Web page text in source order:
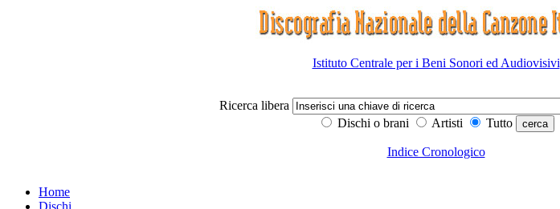
Istituto Centrale per i Beni Sonori ed Audiovisivi
Ricerca libera
Dischi o brani
Artisti Tutto
Indice Cronologico
Home
Dischi